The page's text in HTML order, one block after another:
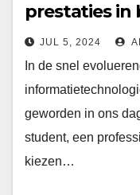
prestaties in
JUL 5, 2024
In de snel
geworden in ons
student, een
kiezen…